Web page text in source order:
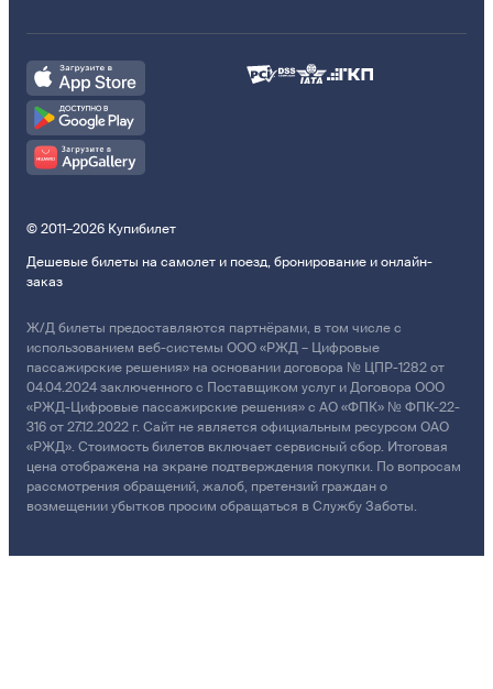
© 2011–2026 Купибилет
Дешевые билеты на самолет и поезд, бронирование и онлайн-
заказ
Ж/Д билеты предоставляются партнёрами, в том числе с
использованием веб-системы ООО «РЖД – Цифровые
пассажирские решения» на основании договора № ЦПР-1282 от
04.04.2024 заключенного с Поставщиком услуг и Договора ООО
«РЖД-Цифровые пассажирские решения» с АО «ФПК» № ФПК-22-
316 от 27.12.2022 г. Сайт не является официальным ресурсом ОАО
«РЖД». Стоимость билетов включает сервисный сбор. Итоговая
цена отображена на экране подтверждения покупки. По вопросам
рассмотрения обращений, жалоб, претензий граждан о
возмещении убытков просим обращаться в Службу Заботы.